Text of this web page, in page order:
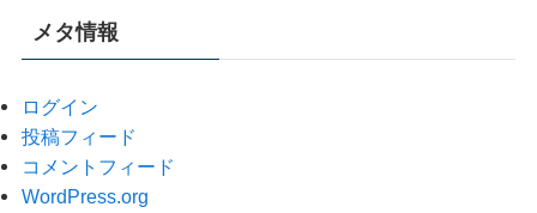
メタ情報
ログイン
投稿フィード
コメントフィード
WordPress.org